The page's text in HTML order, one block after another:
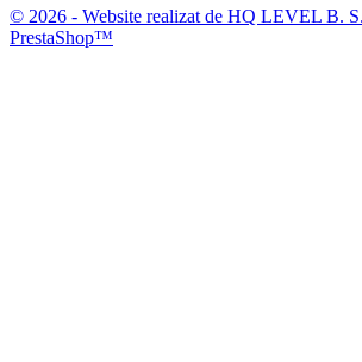
© 2026 - Website realizat de HQ LEVEL B.
PrestaShop™